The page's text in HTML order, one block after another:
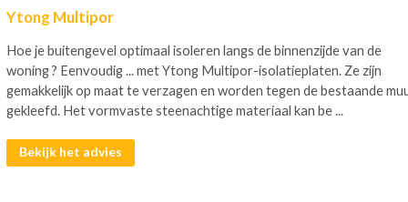
Ytong Multipor
Hoe je buitengevel optimaal isoleren langs de binnenzijde van de
woning ? Eenvoudig ... met Ytong Multipor-isolatieplaten. Ze zijn
gemakkelijk op maat te verzagen en worden tegen de bestaande
gekleefd. Het vormvaste steenachtige materiaal kan be ...
Bekijk het advies